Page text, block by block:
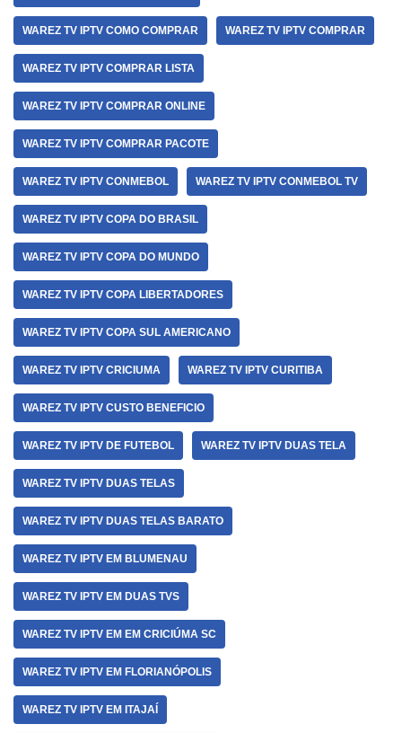
WAREZ TV IPTV COMO COMPRAR WAREZ TV IPTV COMPRAR
WAREZ TV IPTV COMPRAR LISTA
WAREZ TV IPTV COMPRAR ONLINE
WAREZ TV IPTV COMPRAR PACOTE
WAREZ TV IPTV CONMEBOL WAREZ TV IPTV CONMEBOL TV
WAREZ TV IPTV COPA DO BRASIL
WAREZ TV IPTV COPA DO MUNDO
WAREZ TV IPTV COPA LIBERTADORES
WAREZ TV IPTV COPA SUL AMERICANO
WAREZ TV IPTV CRICIUMA WAREZ TV IPTV CURITIBA
WAREZ TV IPTV CUSTO BENEFICIO
WAREZ TV IPTV DE FUTEBOL WAREZ TV IPTV DUAS TELA
WAREZ TV IPTV DUAS TELAS
WAREZ TV IPTV DUAS TELAS BARATO
WAREZ TV IPTV EM BLUMENAU
WAREZ TV IPTV EM DUAS TVS
WAREZ TV IPTV EM EM CRICIÚMA SC
WAREZ TV IPTV EM FLORIANÓPOLIS
WAREZ TV IPTV EM ITAJAÍ